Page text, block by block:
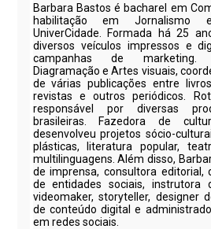
Barbara Bastos é bacharel em
habilitação em Jornalismo
UniverCidade. Formada há 25
diversos veículos impressos e
campanhas de marketing.
Diagramação e Artes visuais,
de várias publicações entre
revistas e outros periódicos.
responsável por diversas
brasileiras. Fazedora de
desenvolveu projetos sócio-
plásticas, literatura popular,
multilinguagens. Além disso,
de imprensa, consultora editorial,
de entidades sociais, instrutora
videomaker, storyteller, designer
de conteúdo digital e
em redes sociais.